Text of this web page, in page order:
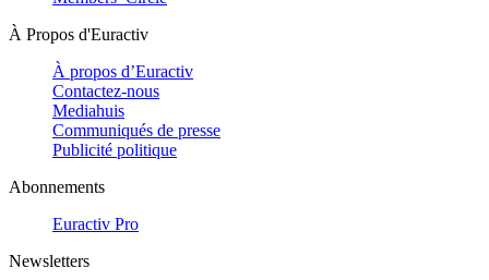
À Propos d'Euractiv
À propos d’Euractiv
Contactez-nous
Mediahuis
Communiqués de presse
Publicité politique
Abonnements
Euractiv Pro
Newsletters